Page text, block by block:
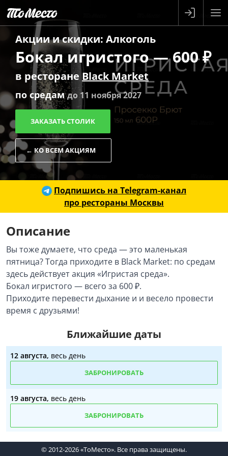
Акции и скидки: Алкоголь
Бокал игристого — 600 ₽
в ресторанеBlack Market
по средамдо 11 ноября 2027
ЗАКАЗАТЬ СТОЛИК
← КО ВСЕМ АКЦИЯМ
Подпишись на Telegram-канал
про рестораны Москвы
Описание
Вы тоже думаете, что среда — это маленькая
пятница? Тогда приходите в Black Market: по средам
здесь действует акция «Игристая среда».
Бокал игристого — всего за 600 ₽.
Приходите перевести дыхание и и весело провести
время с друзьями!
Ближайшие даты
12 августа, весь день
ЗАБРОНИРОВАТЬ
19 августа, весь день
ЗАБРОНИРОВАТЬ
© 2012-2026 «ТоМесто». Все права защищены.